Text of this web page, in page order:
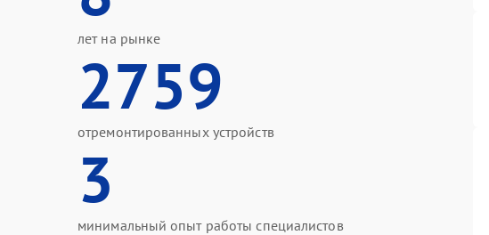
лет на рынке
2759
отремонтированных устройств
3
минимальный опыт работы специалистов